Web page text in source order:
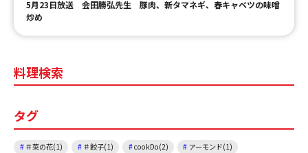
5月23日放送 会田勝弘先生 豚肉、新タマネギ、春キャベツの味噌
炒め
料理検索
タグ
＃菜の花(1) ＃餃子(1) cookDo(2)
アーモンド(1)